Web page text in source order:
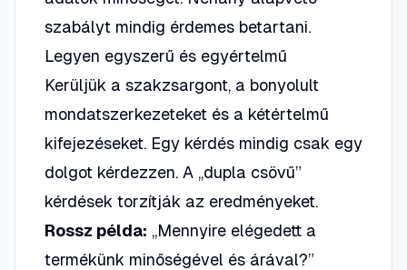
szabályt mindig érdemes betartani.
Legyen egyszerű és egyértelmű
Kerüljük a szakzsargont, a bonyolult
mondatszerkezeteket és a kétértelmű
kifejezéseket. Egy kérdés mindig csak egy
dolgot kérdezzen. A „dupla csövű”
kérdések torzítják az eredményeket.
Rossz példa: „Mennyire elégedett a
termékünk minőségével és árával?”